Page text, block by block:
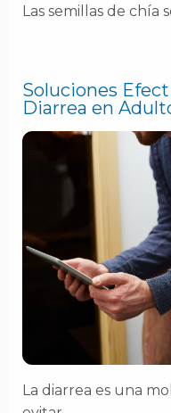
Las semillas de chía
Soluciones
Diarrea en
La diarrea es una